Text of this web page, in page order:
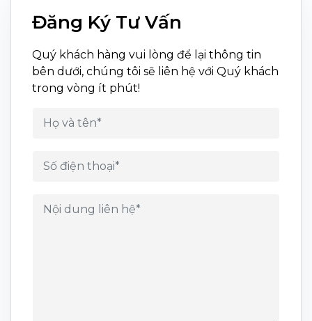
Đăng Ký Tư Vấn
Quý khách hàng vui lòng để lại thông tin
bên dưới, chúng tôi sẽ liên hệ với Quý khách
trong vòng ít phút!